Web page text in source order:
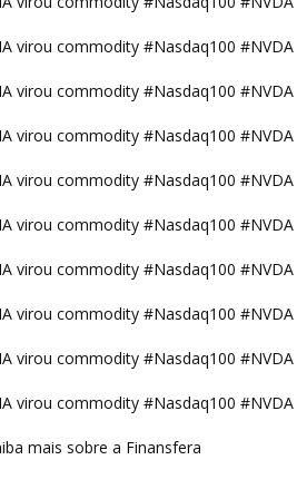
virou commodity #Nasdaq100 #NVDA
virou commodity #Nasdaq100 #NVDA
virou commodity #Nasdaq100 #NVDA
virou commodity #Nasdaq100 #NVDA
virou commodity #Nasdaq100 #NVDA
virou commodity #Nasdaq100 #NVDA
virou commodity #Nasdaq100 #NVDA
virou commodity #Nasdaq100 #NVDA
virou commodity #Nasdaq100 #NVDA
mais sobre a Finansfera